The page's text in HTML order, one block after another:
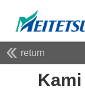
return
Kami